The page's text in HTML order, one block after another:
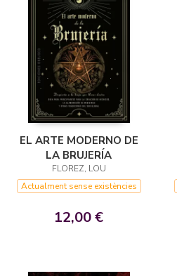
EL ARTE MODERNO DE
LA BRUJERÍA
FLOREZ, LOU
Actualment sense existències
12,00 €